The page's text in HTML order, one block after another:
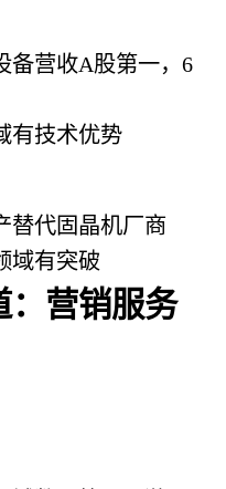
备营收A股第一，6
有技术优势
替代固晶机厂商
域有突破
：营销服务